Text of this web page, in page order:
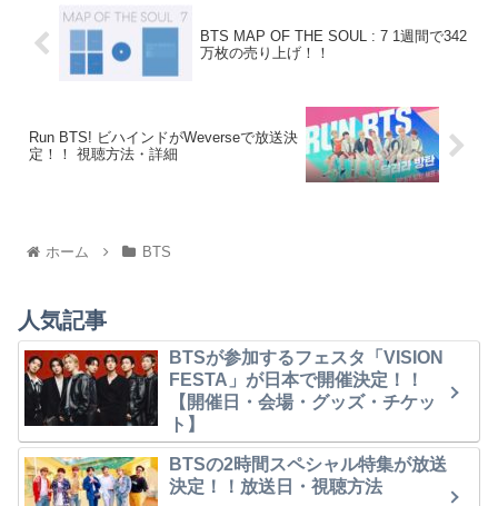
BTS MAP OF THE SOUL : 7 1週間で342
万枚の売り上げ！！
Run BTS! ビハインドがWeverseで放送決
定！！ 視聴方法・詳細
ホーム BTS
人気記事
BTSが参加するフェスタ「VISION
FESTA」が日本で開催決定！！
【開催日・会場・グッズ・チケッ
ト】
BTSの2時間スペシャル特集が放送
決定！！放送日・視聴方法